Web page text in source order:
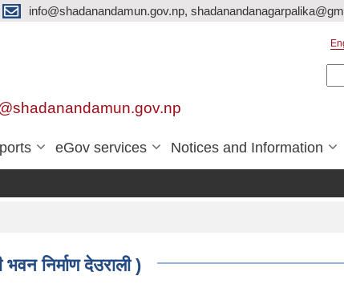
info@shadanandamun.gov.np,
eGov services Notices and Information
निर्माण देउराली )